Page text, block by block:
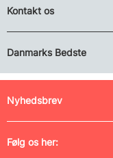
Kontakt os
Danmarks Bedste
Nyhedsbrev
Følg os her: